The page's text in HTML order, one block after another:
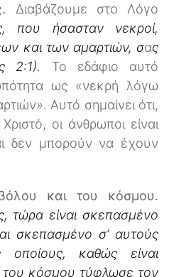
Διαβάζουμε στο Λόγο
που ήσασταν νεκροί,
και των αμαρτιών, σας
2:1).
Το εδάφιο αυτό
ως «νεκρή λόγω
Αυτό σημαίνει ότι,
οι άνθρωποι είναι
δεν μπορούν να έχουν
και του κόσμου.
τώρα είναι σκεπασμένο
σκεπασμένο σ’ αυτούς
οποίους, καθώς είναι
του κόσμου τύφλωσε τον